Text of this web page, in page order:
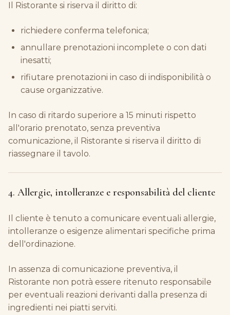
Il Ristorante si riserva il diritto di:
richiedere conferma telefonica;
annullare prenotazioni incomplete o con dati
inesatti;
rifiutare prenotazioni in caso di indisponibilità o
cause organizzative.
In caso di ritardo superiore a 15 minuti rispetto
all'orario prenotato, senza preventiva
comunicazione, il Ristorante si riserva il diritto di
riassegnare il tavolo.
4. Allergie, intolleranze e responsabilità del cliente
Il cliente è tenuto a comunicare eventuali allergie,
intolleranze o esigenze alimentari specifiche prima
dell'ordinazione.
In assenza di comunicazione preventiva, il
Ristorante non potrà essere ritenuto responsabile
per eventuali reazioni derivanti dalla presenza di
ingredienti nei piatti serviti.